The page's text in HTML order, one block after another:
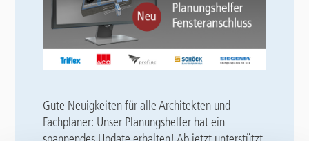
Gute Neuigkeiten für alle Architekten und
Fachplaner: Unser Planungshelfer hat ein